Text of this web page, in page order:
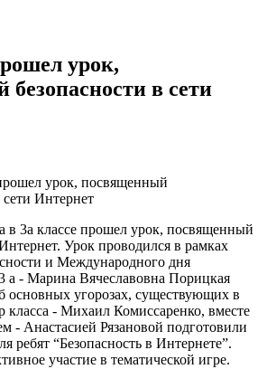
урок,
в сети
в 3а классе прошел урок, посвященный
Урок проводился в рамках
и Международного дня
а - Марина Вячеславовна Порицкая
основных угорозах, существующих в
класса - Михаил Комиссаренко, вместе
- Анастасией Рязановой подготовили
ребят “Безопасность в Интернете”.
участие в тематической игре.